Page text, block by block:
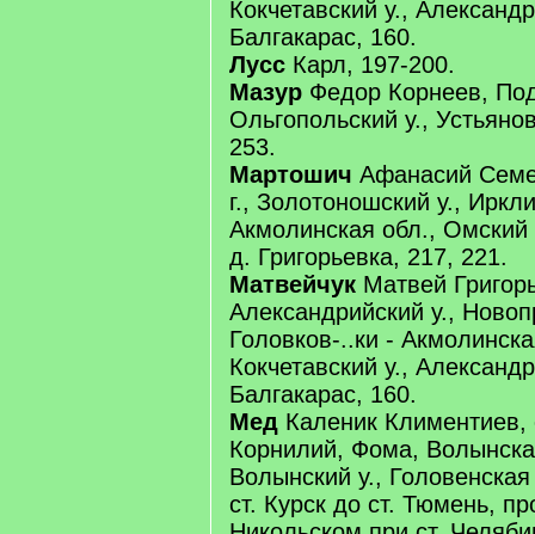
Кокчетавский у.,
Балгакарас, 160.
Лусс Карл, 197-200.
Мазур Федор Корнеев,
Ольгопольский у.,
253.
Мартошич Афанасий
г., Золотоношский у.,
Акмолинская обл., Омский
д. Григорьевка, 217, 221.
Матвейчук Матвей
Александрийский у.,
Головков-..ки -
Кокчетавский у.,
Балгакарас, 160.
Мед Каленик Климентиев,
Корнилий, Фома,
Волынский у.,
ст. Курск до ст. Тюмень,